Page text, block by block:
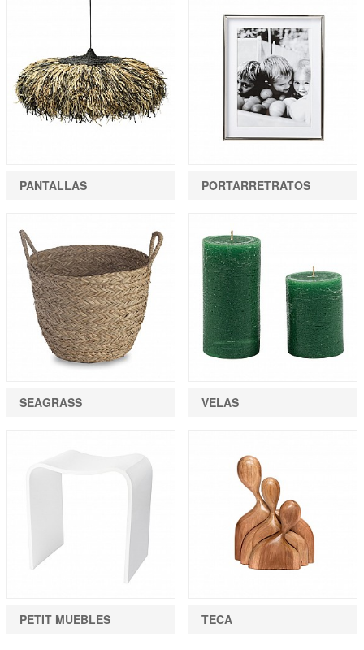
PANTALLAS PORTARRETRATOS
SEAGRASS VELAS
PETIT MUEBLES TECA